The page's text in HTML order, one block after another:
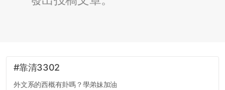
#靠清3302
外文系的西概有卦嗎？學弟妹加油